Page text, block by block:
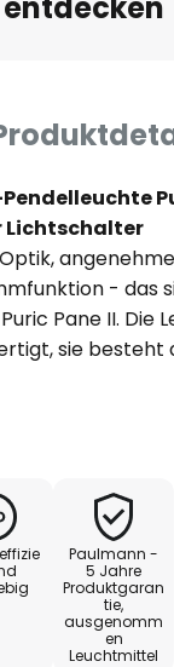
Pendelleuchte
Lichtschalter
- das
Pane II. Die
sie besteht
dem der flache,
durch
sehr praktisch
Durch
die Leuchte
Paulmann -
5 Jahre
Produktgaran
tie,
ausgenomm
en
Leuchtmittel